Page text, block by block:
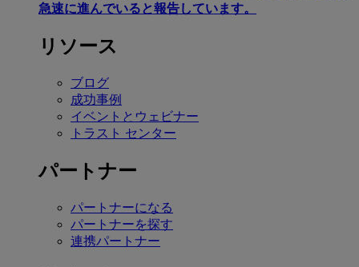
急速に進んでいると報告しています。
リソース
ブログ
成功事例
イベントとウェビナー
トラスト センター
パートナー
パートナーになる
パートナーを探す
連携パートナー